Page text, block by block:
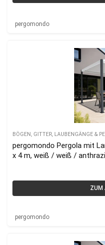
pergomondo
BÖGEN, GITTER, LAUBENGÄNGE &
pergomondo Pergola mit
x 4 m, weiß / weiß /
ZUM
pergomondo